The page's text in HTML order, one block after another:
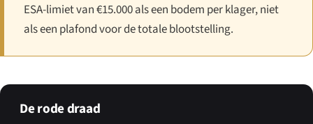
ESA-limiet van €15.000 als een bodem per klager, niet
als een plafond voor de totale blootstelling.
De rode draad